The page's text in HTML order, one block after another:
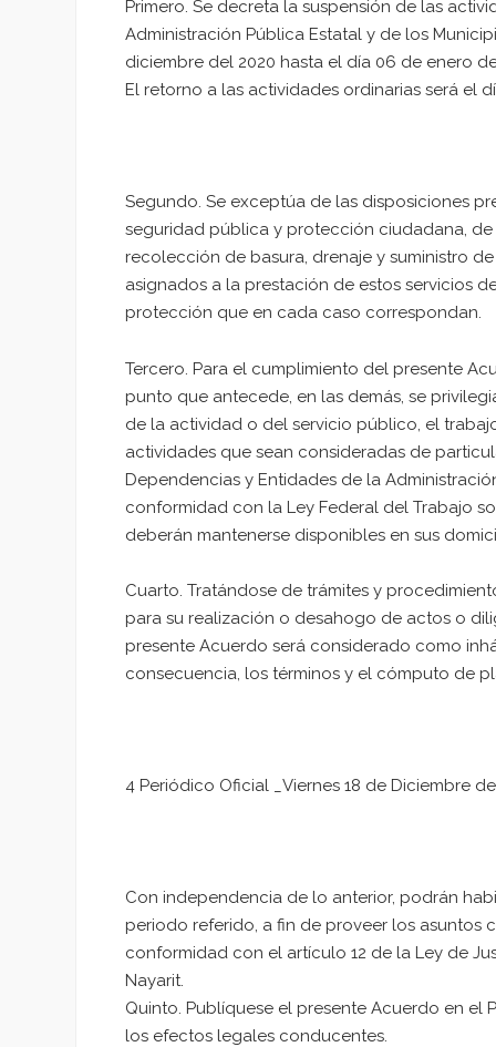
Primero. Se decreta la suspensión de las
Administración Pública Estatal y de los
diciembre del 2020 hasta el día 06 de enero
El retorno a las actividades ordinarias será el
Segundo. Se exceptúa de las disposiciones
seguridad pública y protección ciudadana,
recolección de basura, drenaje y suministro
asignados a la prestación de estos servicios
protección que en cada caso correspondan.
Tercero. Para el cumplimiento del presente
punto que antecede, en las demás, se
de la actividad o del servicio público, el
actividades que sean consideradas de
Dependencias y Entidades de la
conformidad con la Ley Federal del Trabajo
deberán mantenerse disponibles en sus
Cuarto. Tratándose de trámites y
para su realización o desahogo de actos o
presente Acuerdo será considerado como
consecuencia, los términos y el cómputo de
4 Periódico Oficial _Viernes 18 de Diciembre
Con independencia de lo anterior, podrán
periodo referido, a fin de proveer los asuntos
conformidad con el artículo 12 de la Ley de
Nayarit.
Quinto. Publíquese el presente Acuerdo en el
los efectos legales conducentes.